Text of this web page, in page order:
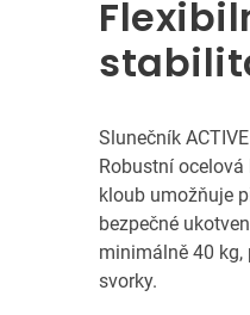
Slunečník
Robustní
kloub umožňuje
bezpečné
minimálně 40
svorky.